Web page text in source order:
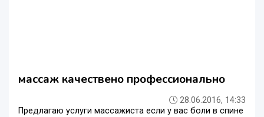
массаж качествено профессионально
28.06.2016, 14:33
Предлагаю услуги массажиста если у вас боли в спине